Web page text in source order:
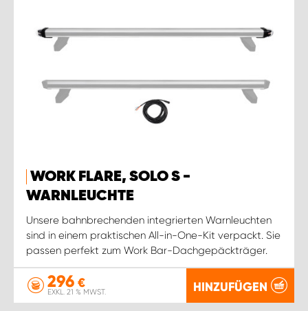
WORK FLARE, SOLO S -
WARNLEUCHTE
Unsere bahnbrechenden integrierten Warnleuchten
sind in einem praktischen All-in-One-Kit verpackt. Sie
passen perfekt zum Work Bar-Dachgepäckträger.
296 €
EXKL. 21 % MWST. HINZUFÜGEN